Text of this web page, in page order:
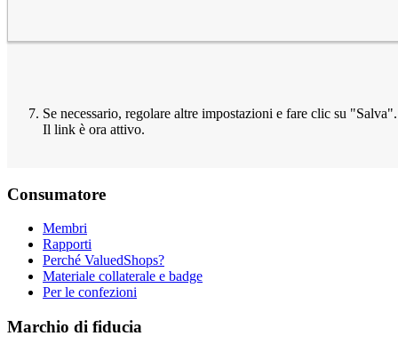
Se necessario, regolare altre impostazioni e fare clic su "Salva".
Il link è ora attivo.
Consumatore
Membri
Rapporti
Perché ValuedShops?
Materiale collaterale e badge
Per le confezioni
Marchio di fiducia